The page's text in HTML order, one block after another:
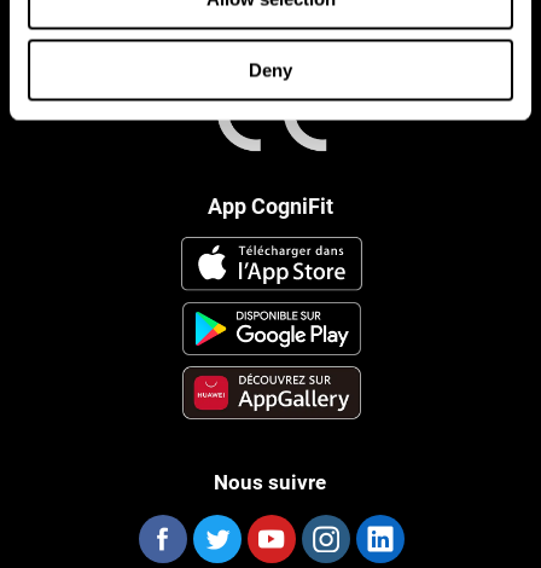
Deny
App CogniFit
Nous suivre